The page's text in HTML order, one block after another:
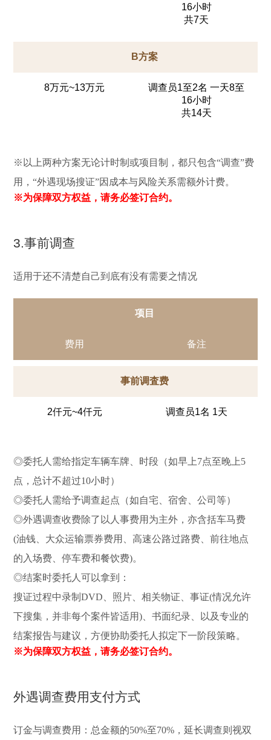
16小时
共7天
B方案
8万元~13万元
调查员1至2名 一天8至
16小时
共14天
※以上两种方案无论计时制或项目制，都只包含“调查”费
用，“外遇现场搜证”因成本与风险关系需额外计费。
※为保障双方权益，请务必签订合约。
3.事前调查
适用于还不清楚自己到底有没有需要之情况
项目
费用 备注
事前调査费
2仟元~4仟元 调查员1名 1天
◎委托人需给指定车辆车牌、时段（如早上7点至晚上5
点，总计不超过10小时）
◎委托人需给予调查起点（如自宅、宿舍、公司等）
◎外遇调查收费除了以人事费用为主外，亦含括车马费
(油钱、大众运输票券费用、高速公路过路费、前往地点
的入场费、停车费和餐饮费)。
◎结案时委托人可以拿到：
搜证过程中录制DVD、照片、相关物证、事证(情况允许
下搜集，并非每个案件皆适用)、书面纪录、以及专业的
结案报告与建议，方便协助委托人拟定下一阶段策略。
※为保障双方权益，请务必签订合约。
外遇调查费用支付方式
订金与调查费用：总金额的50%至70%，延长调查则视双